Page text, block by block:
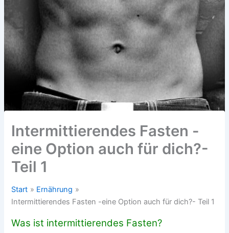
Intermittierendes Fasten -
eine Option auch für dich?-
Teil 1
Start
Ernährung
Intermittierendes Fasten -eine Option auch für dich?- Teil 1
Was ist intermittierendes Fasten?